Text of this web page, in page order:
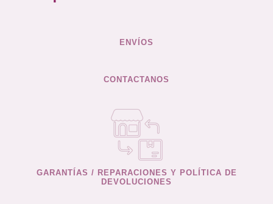
ENVÍOS
CONTACTANOS
GARANTÍAS / REPARACIONES Y POLÍTICA DE
DEVOLUCIONES